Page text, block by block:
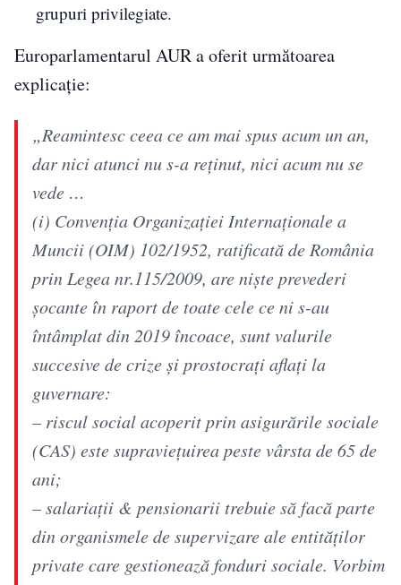
grupuri privilegiate.
Europarlamentarul AUR a oferit următoarea
explicație:
„Reamintesc ceea ce am mai spus acum un an,
dar nici atunci nu s-a reținut, nici acum nu se
vede …
(i) Convenția Organizației Internaționale a
Muncii (OIM) 102/1952, ratificată de România
prin Legea nr.115/2009, are niște prevederi
șocante în raport de toate cele ce ni s-au
întâmplat din 2019 încoace, sunt valurile
succesive de crize și prostocrați aflați la
guvernare:
– riscul social acoperit prin asigurările sociale
(CAS) este supravieţuirea peste vârsta de 65 de
ani;
– salariații & pensionarii trebuie să facă parte
din organismele de supervizare ale entităților
private care gestionează fonduri sociale. Vorbim